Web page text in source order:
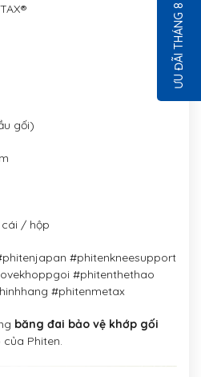
gối)
/ hộp
#phitenkneesupport
#phitenthethao
#phitenmetax
băng đai bảo vệ khớp gối
Phiten.
ƯU ĐÃI THÁNG 8